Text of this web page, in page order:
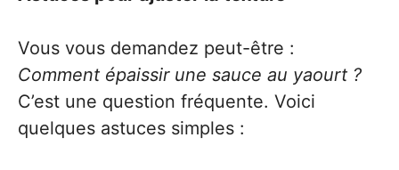
Vous vous demandez peut-être :
Comment épaissir une sauce au yaourt ?
C’est une question fréquente. Voici
quelques astuces simples :